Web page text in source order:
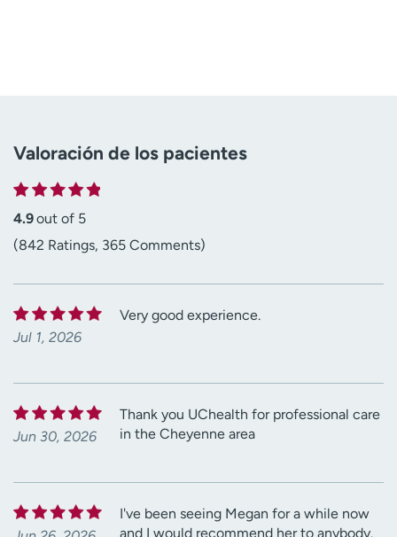
Valoración de los pacientes
4.9out of 5
(842 Ratings, 365 Comments)
Jul 1, 2026
Very good experience.
Jun 30, 2026
Thank you UChealth for professional care
in the Cheyenne area
I've been seeing Megan for a while now
and I would recommend her to anybody.